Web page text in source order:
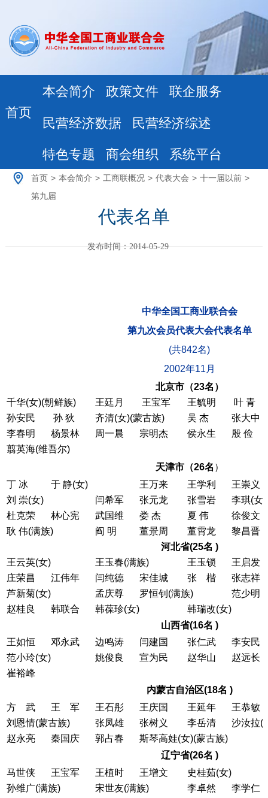
首页
本会简介 政策文件 联企服务
民营经济数据 民营经济综述
特色专题 商会组织 系统平台
首页 > 本会简介 > 工商联概况 > 代表大会 > 十一届以前 >
第九届
代表名单
发布时间：2014-05-29
中华全国工商业联合会
第九次会员代表大会代表名单
(共842名)
2002年11月
北京市（23名）
千华(女)(朝鲜族)
王廷月 王宝军 王毓明
叶 青
孙安民
孙 狄 齐清(女)(蒙古族) 吴 杰
张大中
李春明
杨景林 周一晨 宗明杰 侯永生
殷 俭
翦英海(维吾尔)
天津市（26名 ）
丁 冰
于 静(女) 王万来 王学利
王崇
刘 崇(女)
闫希军 张元龙 张雪岩
李琪(
杜克荣
林心宪 武国维 娄 杰 夏 伟
徐俊
耿 伟(满族)
阎 明 董景周 董霄龙
黎昌
河北省(25名 )
王云英(女)
王玉春(满族) 王玉锁
王启发
庄荣昌
江伟年 闫纯德 宋佳城 张 楷
张志祥
芦新菊(女)
孟庆尊 罗恒钊(满族)
范少明
赵桂良
韩联合 韩葆珍(女)
韩瑞改(女)
山西省(16名 )
王如恒
邓永武 边鸣涛 闫建国 张仁武
李安民
范小玲(女)
姚俊良 宣为民 赵华山
赵远长
崔裕峰
内蒙古自治区(18名 )
方 武
王 军 王石彤 王庆国 王延年
王恭敏
刘恩情(蒙古族)
张凤雄 张树义 李岳清
沙汝拉(
赵永亮
秦国庆 郭占春
斯琴高娃(女)(蒙古族)
辽宁省(26名 )
马世侠
王宝军 王植时 王增文
史桂茹(女)
孙维广(满族)
宋世友(满族) 李卓然
李学仁